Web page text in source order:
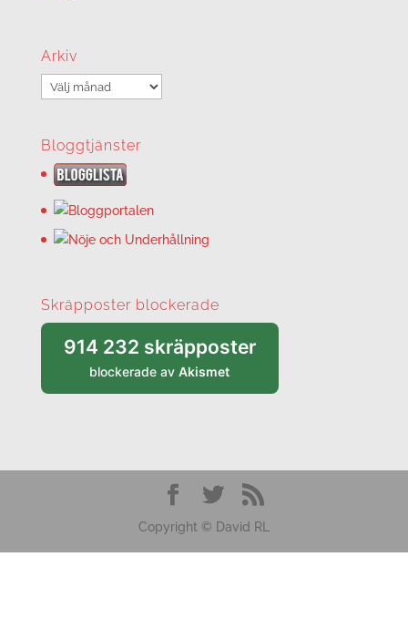
Arkiv
Arkiv
Bloggtjänster
Skräpposter blockerade
914 232 skräpposter
blockerade avAkismet
Copyright © David RL